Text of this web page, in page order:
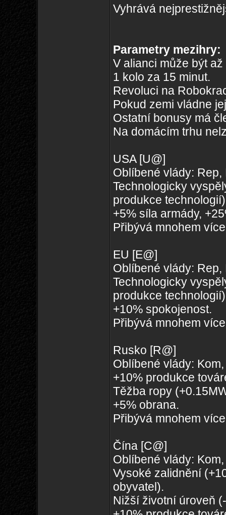
Vyhrává
Parametry mezihry:
V alianci může být
1 kolo za 15 minut.
Revoluci na
Pokud zemi vládne
Ostatní bonusy má
Na domácím trhu
USA [U@]
Oblíbené vlády: Rep,
Technologicky
produkce
+5% síla armády,
Přibývá mnohem
EU [E@]
Oblíbené vlády: Rep,
Technologicky
produkce
+10% spokojenost.
Přibývá mnohem
Rusko [R@]
Oblíbené vlády:
+10% produkce
Těžba ropy
+5% obrana.
Přibývá mnohem
Čína [C@]
Oblíbené vlády:
Vysoké zalidnění
obyvatel).
Nižší životní úroveň